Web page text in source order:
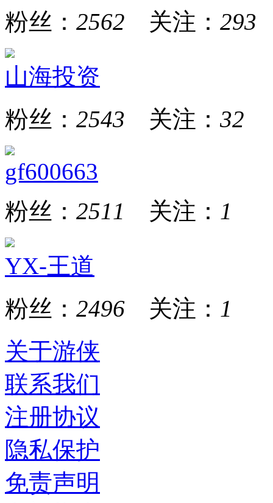
粉丝： 2562 关注： 293
山海投资
粉丝： 2543 关注： 32
gf600663
粉丝： 2511 关注： 1
YX-王道
粉丝： 2496 关注： 1
关于游侠
联系我们
注册协议
隐私保护
免责声明